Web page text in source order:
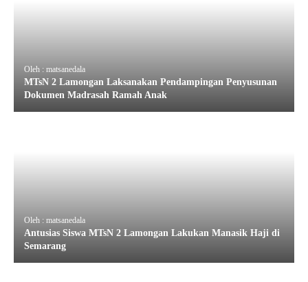
Oleh : matsanedala
MTsN 2 Lamongan Laksanakan Pendampingan Penyusunan
Dokumen Madrasah Ramah Anak
Oleh : matsanedala
Antusias Siswa MTsN 2 Lamongan Lakukan Manasik Haji di
Semarang